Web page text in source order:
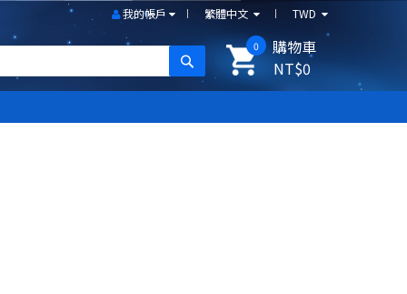
TWD
繁體中文
我的帳戶
購物車
0
NT$0